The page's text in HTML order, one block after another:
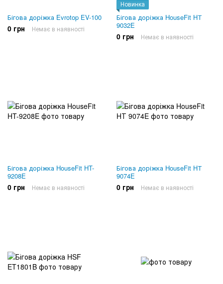
Бігова доріжка Evrotop EV-100
0 грн Немає в наявності
Новинка
Бігова доріжка HouseFit HТ
9032E
0 грн Немає в наявності
Бігова доріжка HouseFit HT-
9208E
0 грн Немає в наявності
Бігова доріжка HouseFit HТ
9074E
0 грн Немає в наявності